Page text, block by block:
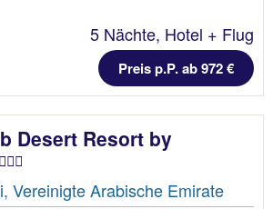
5 Nächte, Hotel + Flug
Preis p.P. ab 972 €
Desert Resort by
Vereinigte Arabische Emirate